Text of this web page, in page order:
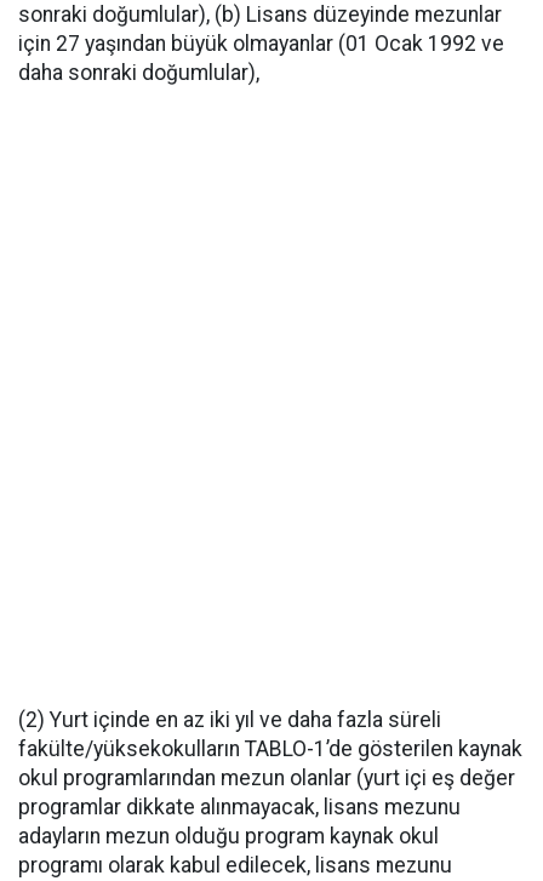
sonraki doğumlular), (b) Lisans düzeyinde mezunlar
için 27 yaşından büyük olmayanlar (01 Ocak 1992 ve
daha sonraki doğumlular),
(2) Yurt içinde en az iki yıl ve daha fazla süreli
fakülte/yüksekokulların TABLO-1’de gösterilen kaynak
okul programlarından mezun olanlar (yurt içi eş değer
programlar dikkate alınmayacak, lisans mezunu
adayların mezun olduğu program kaynak okul
programı olarak kabul edilecek, lisans mezunu